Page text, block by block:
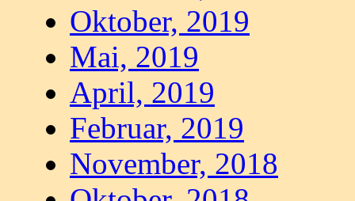
Oktober, 2019
Mai, 2019
April, 2019
Februar, 2019
November, 2018